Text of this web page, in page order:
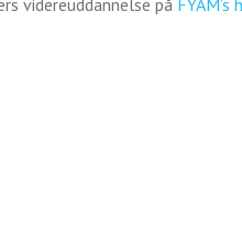
videreuddannelse på FYAM’s